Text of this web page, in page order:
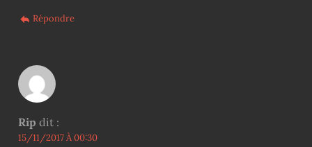
Répondre
Rip dit :
15/11/2017 À 00:30